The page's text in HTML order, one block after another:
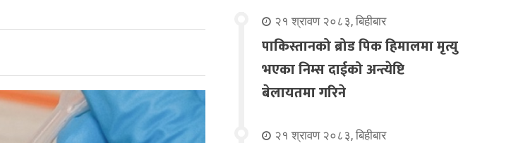
२१ श्रावण २०८३, बिहीबार
पाकिस्तानको ब्रोड पिक हिमालमा मृत्यु
भएका निम्स दाईको अन्त्येष्टि
बेलायतमा गरिने
२१ श्रावण २०८३, बिहीबार